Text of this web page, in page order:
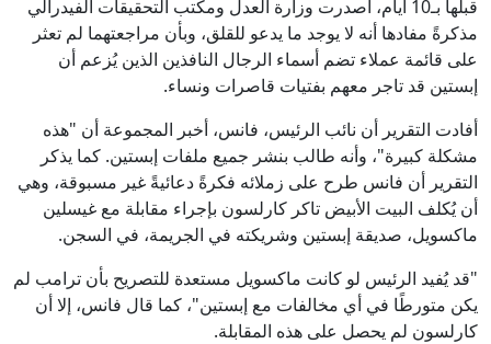
قبلها بـ10 أيام، أصدرت وزارة العدل ومكتب التحقيقات الفيدرالي
مذكرةً مفادها أنه لا يوجد ما يدعو للقلق، وبأن مراجعتهما لم تعثر
على قائمة عملاء تضم أسماء الرجال النافذين الذين يُزعم أن
إبستين قد تاجر معهم بفتيات قاصرات ونساء.
أفادت التقرير أن نائب الرئيس، فانس، أخبر المجموعة أن "هذه
مشكلة كبيرة"، وأنه طالب بنشر جميع ملفات إبستين. كما يذكر
التقرير أن فانس طرح على زملائه فكرةً دعائيةً غير مسبوقة، وهي
أن يُكلف البيت الأبيض تاكر كارلسون بإجراء مقابلة مع غيسلين
ماكسويل، صديقة إبستين وشريكته في الجريمة، في السجن.
"قد يُفيد الرئيس لو كانت ماكسويل مستعدة للتصريح بأن ترامب لم
يكن متورطًا في أي مخالفات مع إبستين"، كما قال فانس، إلا أن
كارلسون لم يحصل على هذه المقابلة.